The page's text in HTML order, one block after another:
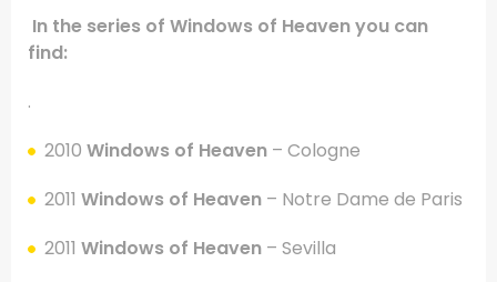
In the series of Windows of Heaven you can
find:
.
2010 Windows of Heaven – Cologne
2011 Windows of Heaven – Notre Dame de Paris
2011 Windows of Heaven – Sevilla